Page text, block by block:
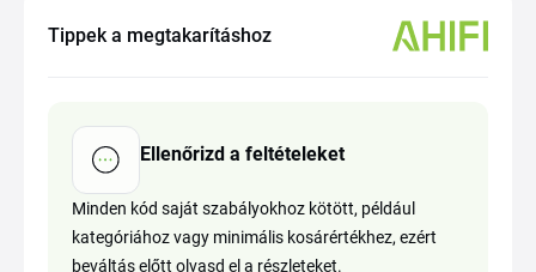
Tippek a megtakarításhoz
Ellenőrizd a feltételeket
Minden kód saját szabályokhoz kötött, például
kategóriához vagy minimális kosárértékhez, ezért
beváltás előtt olvasd el a részleteket.